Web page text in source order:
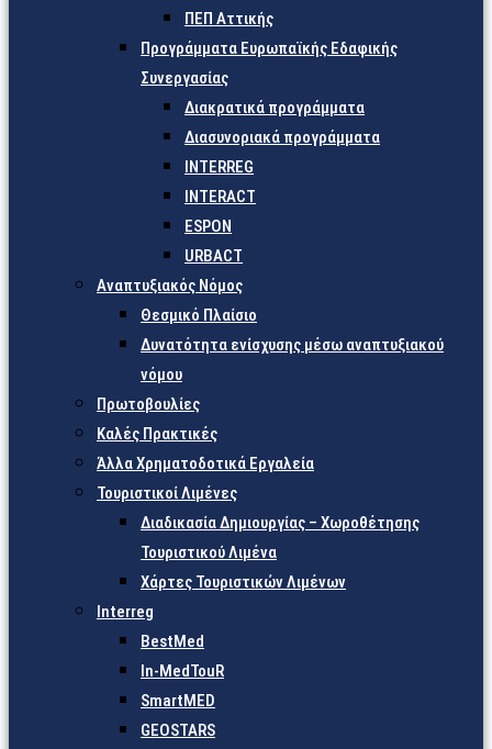
ΠΕΠ Αττικής
Προγράμματα Ευρωπαϊκής Εδαφικής
Συνεργασίας
Διακρατικά προγράμματα
Διασυνοριακά προγράμματα
INTERREG
INTERACT
ESPON
URBACT
Αναπτυξιακός Νόμος
Θεσμικό Πλαίσιο
Δυνατότητα ενίσχυσης μέσω αναπτυξιακού
νόμου
Πρωτοβουλίες
Καλές Πρακτικές
Άλλα Χρηματοδοτικά Εργαλεία
Τουριστικοί Λιμένες
Διαδικασία Δημιουργίας – Χωροθέτησης
Τουριστικού Λιμένα
Χάρτες Τουριστικών Λιμένων
Interreg
BestMed
In-MedTouR
SmartMED
GEOSTARS